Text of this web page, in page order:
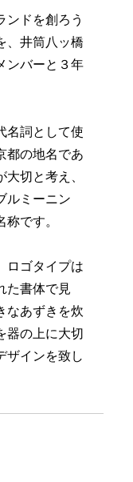
ンドを創ろう
、井筒八ッ橋
ンバーと３年
名詞として使
都の地名であ
切と考え、
ルミーニン
です。
ロゴタイプは
た書体で見
なあずきを炊
器の上に大切
ザインを致し